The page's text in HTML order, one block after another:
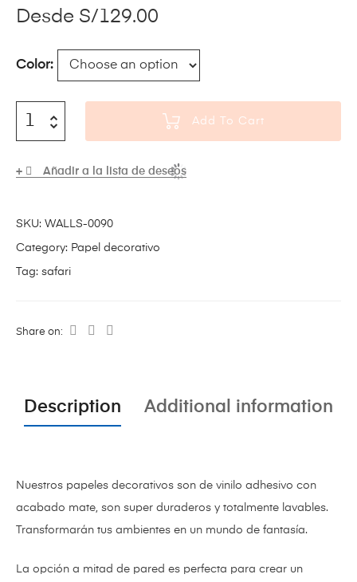
Desde S/129.00
Color
Add To Cart
Añadir a la lista de deseos
SKU: WALLS-0090
Category: Papel decorativo
Tag: safari
Share on:
Description Additional information
Nuestros papeles decorativos son de vinilo adhesivo con
acabado mate, son super duraderos y totalmente lavables.
Transformarán tus ambientes en un mundo de fantasía.
La opción a mitad de pared es perfecta para crear un